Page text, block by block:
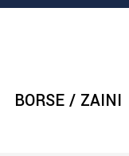
BORSE / ZAINI